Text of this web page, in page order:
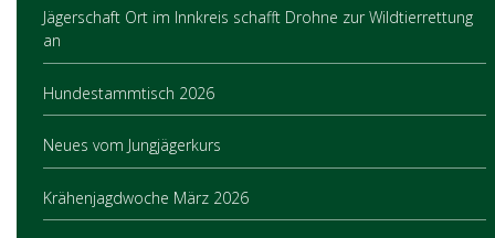
Jägerschaft Ort im Innkreis schafft Drohne zur Wildtierrettung
an
Hundestammtisch 2026
Neues vom Jungjägerkurs
Krähenjagdwoche März 2026